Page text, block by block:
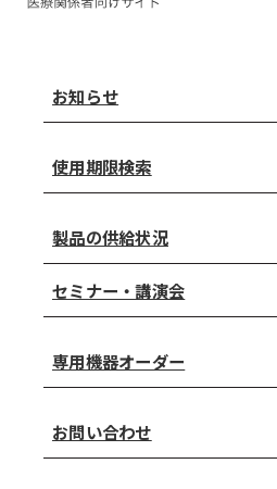
お知らせ
使用期限検索
製品の供給状況
セミナー・講演会
専用機器オーダー
お問い合わせ